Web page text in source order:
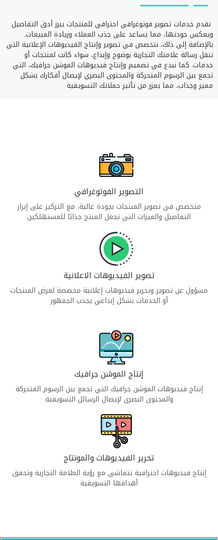
نقدم خدمات تصوير فوتوغرافي احترافي للمنتجات يبرز أدق التفاصيل
ويعكس جودتها، مما يساعد على جذب العملاء وزيادة المبيعات.
بالإضافة إلى ذلك، نتخصص في تصوير وإنتاج الفيديوهات الإعلانية التي
تنقل رسالة علامتك التجارية بوضوح وإبداع، سواء كانت لمنتجات أو
خدمات. كما نبدع في تصميم وإنتاج فيديوهات الموشن جرافيك، التي
تجمع بين الرسوم المتحركة والمحتوى البصري لإيصال أفكارك بشكل
مميز وجذاب، مما يعزز من تأثير حملاتك التسويقية
التصوير الفوتوغرافي
متخصص في تصوير المنتجات بجودة عالية، مع التركيز على إبراز
التفاصيل والميزات التي تجعل المنتج جذابًا للمستهلكين
تصوير الفيديوهات الاعلانية
مسؤول عن تصوير وتحرير فيديوهات إعلانية مخصصة لعرض المنتجات
أو الخدمات بشكل إبداعي يجذب الجمهور
إنتاج الموشن جرافيك
إنتاج فيديوهات الموشن جرافيك التي تجمع بين الرسوم المتحركة
والمحتوى البصري لإيصال الرسائل التسويقية
تحرير الفيديوهات والمونتاج
إنتاج فيديوهات احترافية تتماشى مع رؤية العلامة التجارية وتحقق
أهدافها التسويقية